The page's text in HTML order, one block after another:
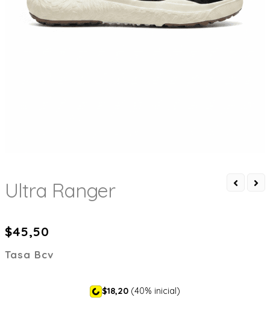
Ultra Ranger
$45,50
Tasa Bcv
$18,20 (40% inicial)